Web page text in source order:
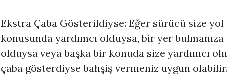
Ekstra Çaba Gösterildiyse: Eğer sürücü size
konusunda yardımcı olduysa, bir yer
olduysa veya başka bir konuda size yardımcı
çaba gösterdiyse bahşiş vermeniz uygun olabilir.